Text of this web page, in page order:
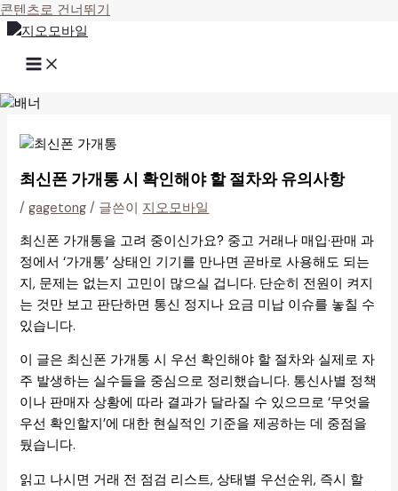
콘텐츠로 건너뛰기
최신폰 가개통 시 확인해야 할 절차와 유의사항
/gagetong / 글쓴이 지오모바일
최신폰 가개통을 고려 중이신가요? 중고 거래나 매입·판매 과
정에서 ‘가개통’ 상태인 기기를 만나면 곧바로 사용해도 되는
지, 문제는 없는지 고민이 많으실 겁니다. 단순히 전원이 켜지
는 것만 보고 판단하면 통신 정지나 요금 미납 이슈를 놓칠 수
있습니다.
이 글은 최신폰 가개통 시 우선 확인해야 할 절차와 실제로 자
주 발생하는 실수들을 중심으로 정리했습니다. 통신사별 정책
이나 판매자 상황에 따라 결과가 달라질 수 있으므로 ‘무엇을
우선 확인할지’에 대한 현실적인 기준을 제공하는 데 중점을
뒀습니다.
읽고 나시면 거래 전 점검 리스트, 상태별 우선순위, 즉시 할